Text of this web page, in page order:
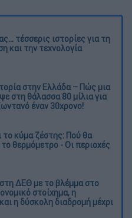
τέσσερις ιστορίες για τη
και την τεχνολογία
στην Ελλάδα – Πώς μια
στη θάλασσα 80 μίλια για
έναν 30χρονο!
κύμα ζέστης: Πού θα
το θερμόμετρο - Οι περιοχές
ΔΕΘ με το βλέμμα στο
στοίχημα, η
η δύσκολη διαδρομή μέχρι